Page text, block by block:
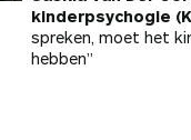
kinderpsychogie
spreken, moet het
hebben”